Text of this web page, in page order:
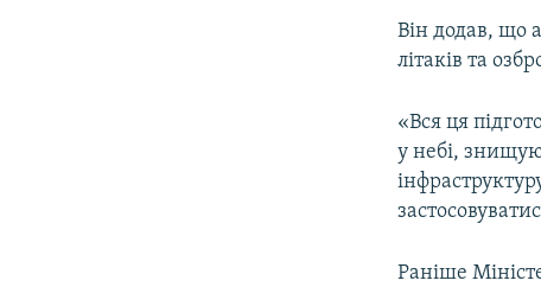
Він додав, що
літаків та
«Вся ця
у небі,
Раніше